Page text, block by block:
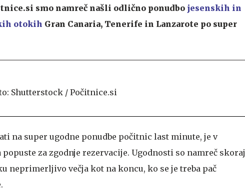
smo namreč našli odlično ponudbo jesenskih in
otokih Gran Canaria, Tenerife in Lanzarote po super
na super ugodne ponudbe počitnic last minute, je v
za zgodnje rezervacije. Ugodnosti so namreč skoraj
neprimerljivo večja kot na koncu, ko se je treba pač